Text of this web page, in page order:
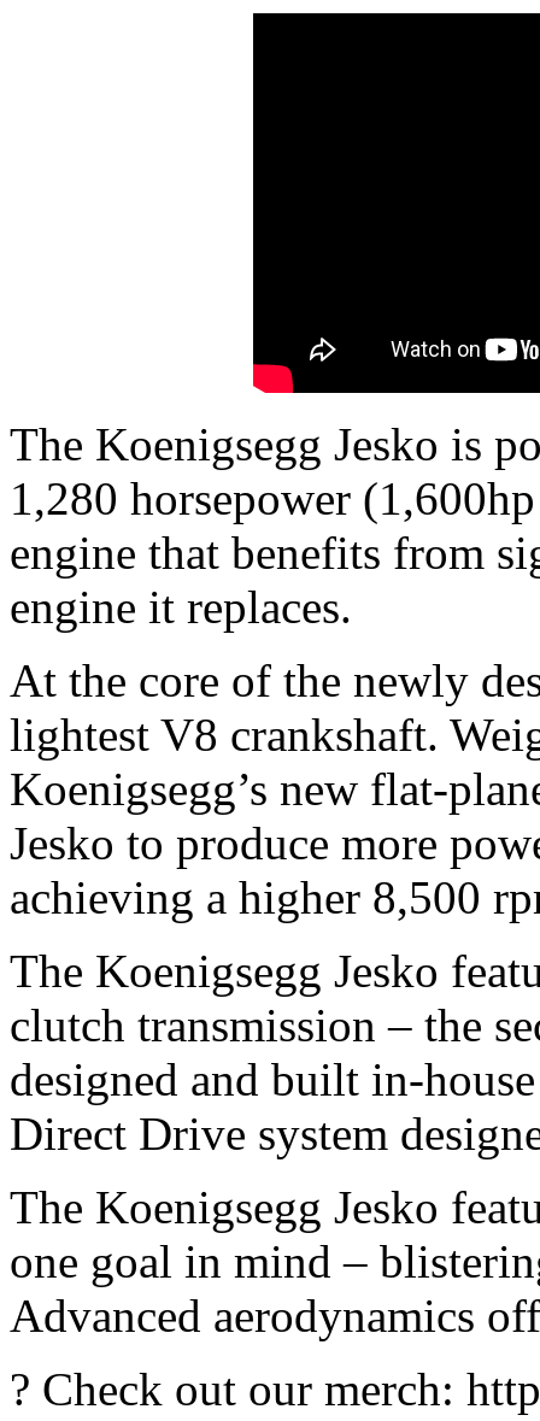
The Koenigsegg Jesko is
1,280 horsepower
engine that benefits from
engine it replaces.
At the core of the newly
lightest V8 crankshaft.
Koenigsegg’s new flat-
Jesko to produce more
achieving a higher 8,500
The Koenigsegg Jesko
clutch transmission – the
designed and built in-
Direct Drive system
The Koenigsegg Jesko
one goal in mind –
Advanced aerodynamics
? Check out our merch: